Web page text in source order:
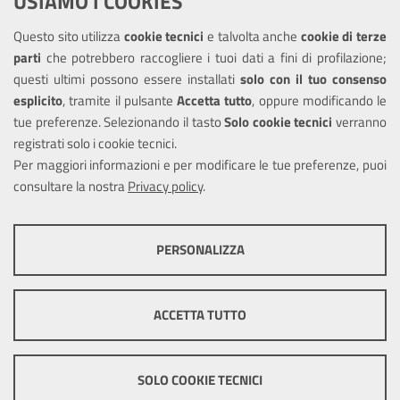
Questo sito utilizzacookie tecnicie talvolta anche cookie di terze
parti che potrebbero raccogliere i tuoi dati a fini di profilazione;
questi ultimi possono essere installati solo con il tuo consenso
esplicito, tramite il pulsante Accetta tutto, oppure modificando le
tue preferenze. Selezionando il tastoSolo cookie tecnici verranno
registrati solo i cookie tecnici.
Per maggiori informazioni e per modificare le tue preferenze, puoi
consultare la nostraPrivacy policy.
COOKIE TECNICI
ottimale per ogni utente. Essi non raccolgono i tuoi dati e le tue
informazioni di navigazione per scopi di marketing e profilazione, e
pertanto possono essere utilizzati senza bisogno di acquisire il tuo
consenso.
Mostra altre informazioni
PERSONALIZZA
ACCETTA TUTTO
SOLO COOKIE TECNICI
Amministrazione trasparente
Informativa privacy
Note legali
Piano di miglioramento dei servizi
Dichiarazione di accessibilità
Mappa del sito
Cookie